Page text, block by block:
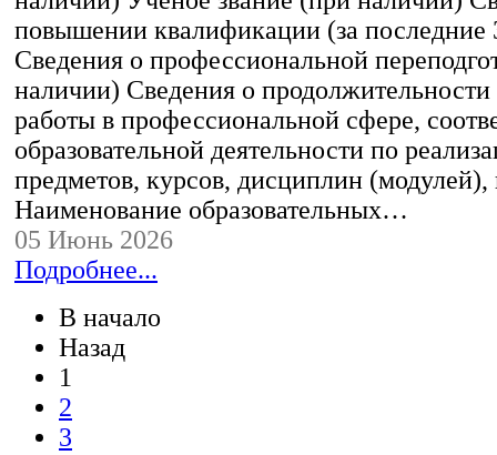
повышении квалификации (за последние
Сведения о профессиональной
наличии) Сведения о
работы в профессиональной сфере,
образовательной деятельности по
предметов, курсов, дисциплин (модулей),
Наименование образовательных…
05 Июнь 2026
Подробнее...
В начало
Назад
1
2
3